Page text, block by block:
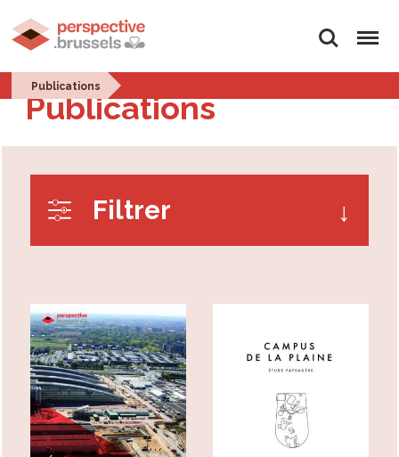
Rechercher
Menu
Publications
Publications
Filtrer